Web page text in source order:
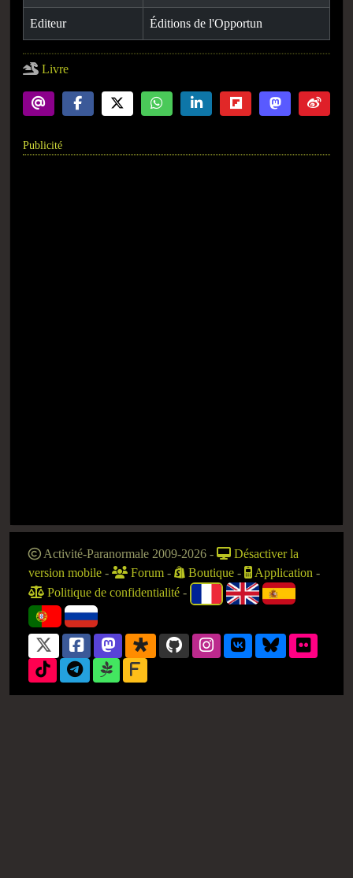
Editeur Éditions de l'Opportun
Livre
Publicité
Activité-Paranormale 2009-2026 -
Désactiver la
version mobile - Forum - Boutique - Application -
Politique de confidentialité -